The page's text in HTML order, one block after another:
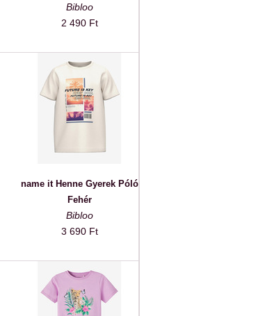
Bibloo
2 490 Ft
name it Henne Gyerek Póló
Fehér
Bibloo
3 690 Ft